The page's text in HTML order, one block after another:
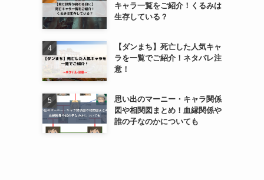
キャラ一覧をご紹介！くるみは
生存している？
【ダンまち】死亡した人気キャ
ラを一覧でご紹介！ネタバレ注
意！
思い出のマーニー・キャラ関係
図や相関図まとめ！血縁関係や
誰の子なのかについても